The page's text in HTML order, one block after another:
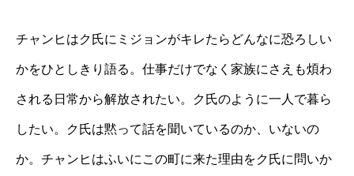
チャンヒはク氏にミジョンがキレたらどんなに恐ろしい
かをひとしきり語る。仕事だけでなく家族にさえも煩わ
される日常から解放されたい。ク氏のように一人で暮ら
したい。ク氏は黙って話を聞いているのか、いないの
か。チャンヒはふいにこの町に来た理由をク氏に問いか